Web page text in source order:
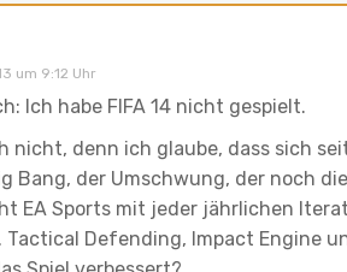
um 9:12 Uhr
Ich habe FIFA 14 nicht gespielt.
nicht, denn ich glaube, dass sich
Bang, der Umschwung, der noch
EA Sports mit jeder jährlichen
Tactical Defending, Impact Engine